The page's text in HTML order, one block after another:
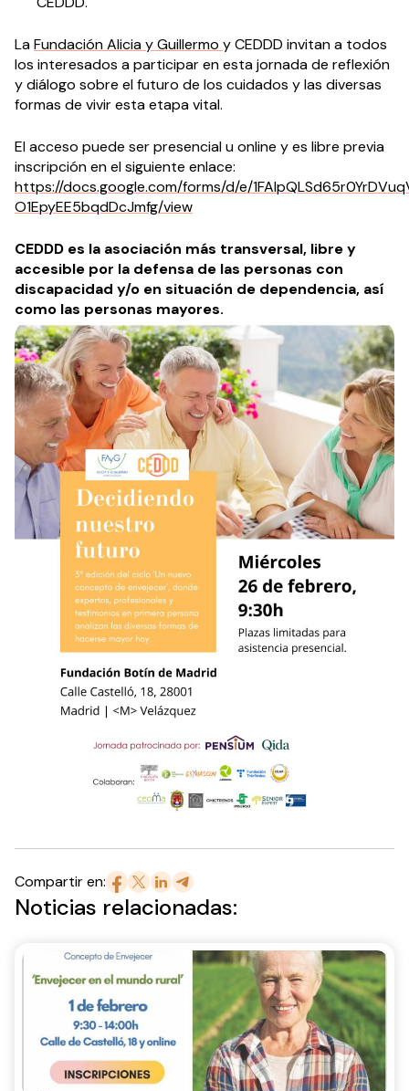
LaFundación Alicia y Guillermo y CEDDD invitan a todos
los interesados a participar en esta jornada de reflexión
y diálogo sobre el futuro de los cuidados y las diversas
formas de vivir esta etapa vital.
El acceso puede ser presencial u online y es libre previa
inscripción en el siguiente enlace:
https://docs.google.com/forms/d/e/
O1EpyEE5bqdDcJmfg/view
CEDDD es la asociación más transversal, libre y
accesible por la defensa de las personas con
discapacidad y/o en situación de dependencia, así
como las personas mayores.
Compartir en:
Noticias relacionadas: